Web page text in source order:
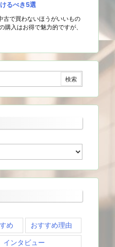
るべき5選
古で買わないほうがいいもの
購入はお得で魅力的ですが、
め おすすめ理由
インタビュー